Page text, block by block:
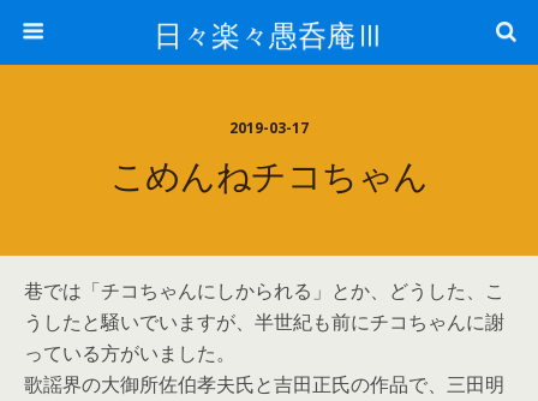
日々楽々愚呑庵Ⅲ
2019-03-17
こめんねチコちゃん
巷では「チコちゃんにしかられる」とか、どうした、こ
うしたと騒いでいますが、半世紀も前にチコちゃんに謝
っている方がいました。
歌謡界の大御所佐伯孝夫氏と吉田正氏の作品で、三田明